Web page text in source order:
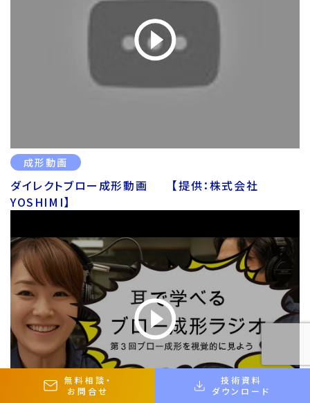
成形動画
ダイレクトブロー成形動画 【提供：株式会社
YOSHIMI】
無料相談 ・
お問合せ
技術資料
ダウンロード